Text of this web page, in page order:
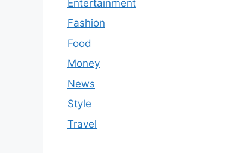
Entertainment
Fashion
Food
Money
News
Style
Travel